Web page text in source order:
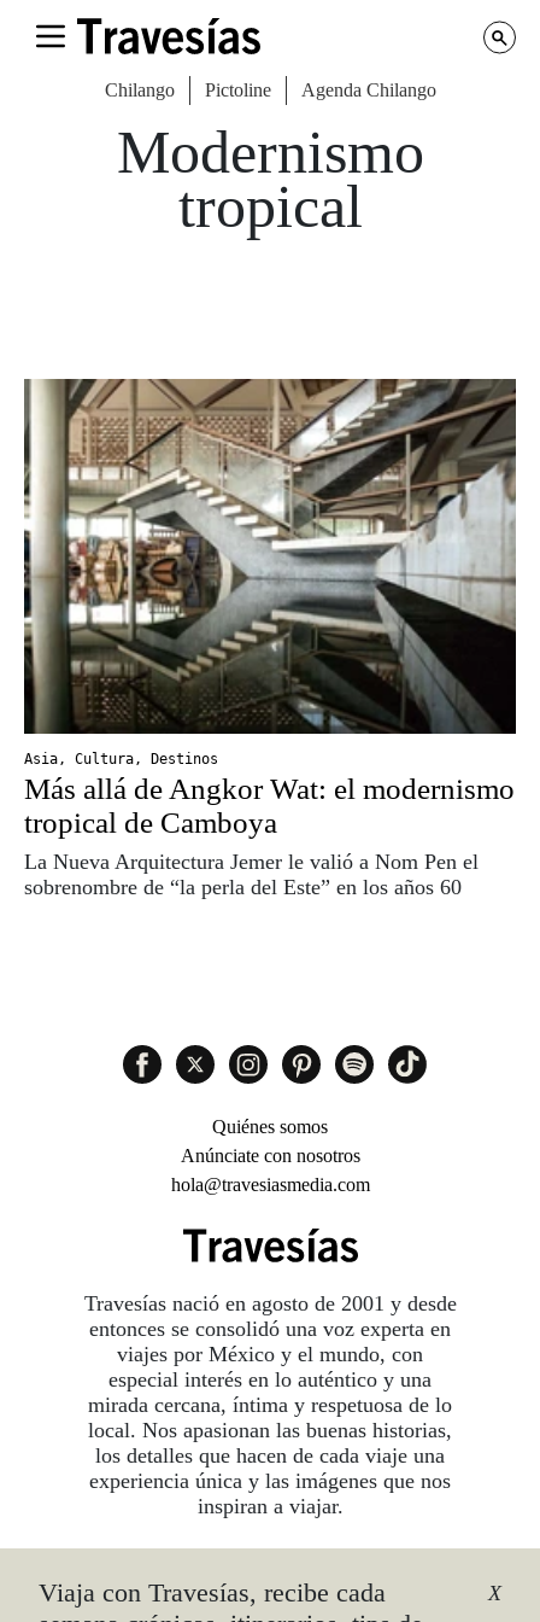
Chilango Pictoline Agenda Chilango
Modernismo
tropical
Asia, Cultura, Destinos
Más allá de Angkor Wat: el modernismo
tropical de Camboya
La Nueva Arquitectura Jemer le valió a Nom Pen el
sobrenombre de “la perla del Este” en los años 60
Viaja con Travesías, recibe cada
X
Travesías nació en agosto de 2001 y desde
entonces se consolidó una voz experta en
viajes por México y el mundo, con
especial interés en lo auténtico y una
mirada cercana, íntima y respetuosa de lo
local. Nos apasionan las buenas historias,
los detalles que hacen de cada viaje una
experiencia única y las imágenes que nos
inspiran a viajar.
Quiénes somos
Anúnciate con nosotros
hola@travesiasmedia.com
©2026 DERECHOS RESERVADOS.
TRAVESÍAS ES UNA MARCA REGISTRADA